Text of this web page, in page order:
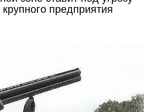
предприятия